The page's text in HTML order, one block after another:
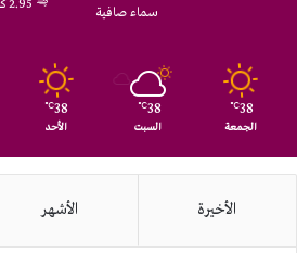
سماء صافية
2.95 كيلومتر/ساعة
38
℃
الجمعة
38
℃
السبت
38
℃
الأحد
الأخيرة الأشهر